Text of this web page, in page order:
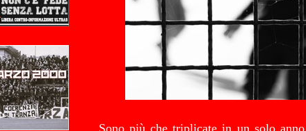
Sono più che triplicate in un solo